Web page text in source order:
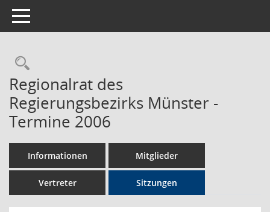
Toggle navigation
Rechercheauswahl
Regionalrat des
Regierungsbezirks Münster -
Termine 2006
Informationen Mitglieder
Vertreter Sitzungen